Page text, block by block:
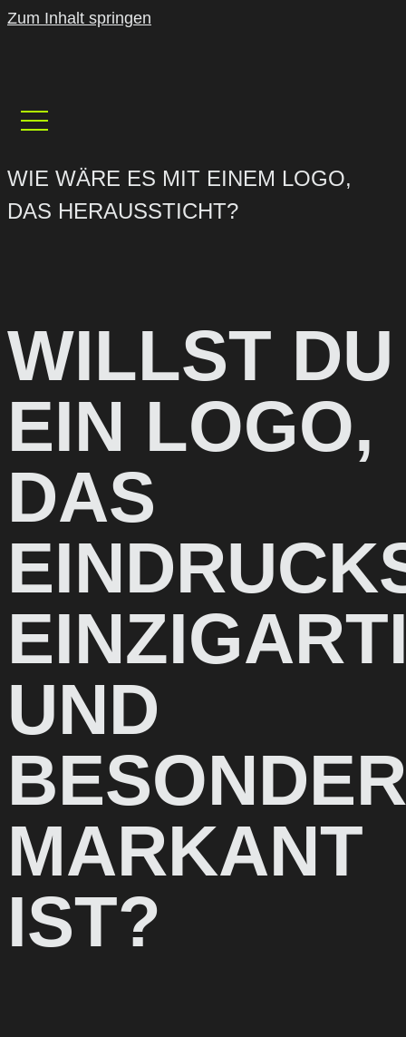
Zum Inhalt springen
WIE WÄRE ES MIT EINEM LOGO,
DAS HERAUSSTICHT?
WILLST DU
EIN LOGO,
DAS
UND
MARKANT
IST?